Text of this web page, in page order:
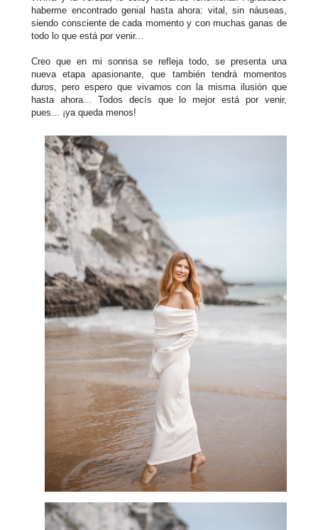
haberme encontrado genial hasta ahora: vital, sin náuseas,
siendo consciente de cada momento y con muchas ganas de
todo lo que está por venir...
Creo que en mi sonrisa se refleja todo, se presenta una
nueva etapa apasionante, que también tendrá momentos
duros, pero espero que vivamos con la misma ilusión que
hasta ahora... Todos decís que lo mejor está por venir,
pues... ¡ya queda menos!